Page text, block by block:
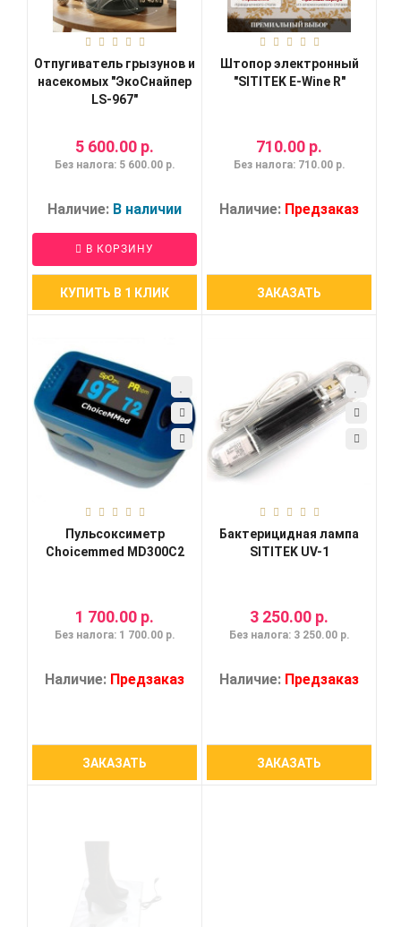
Отпугиватель грызунов и
насекомых "ЭкоСнайпер
LS-967"
5 600.00 р.
Без налога: 5 600.00 р.
Наличие: В наличии
В КОРЗИНУ
КУПИТЬ В 1 КЛИК
Штопор электронный
"SITITEK E-Wine R"
710.00 р.
Без налога: 710.00 р.
Наличие: Предзаказ
ЗАКАЗАТЬ
Пульсоксиметр
Choicemmed MD300C2
1 700.00 р.
Без налога: 1 700.00 р.
Наличие: Предзаказ
ЗАКАЗАТЬ
Бактерицидная лампа
SITITEK UV-1
3 250.00 р.
Без налога: 3 250.00 р.
Наличие: Предзаказ
ЗАКАЗАТЬ